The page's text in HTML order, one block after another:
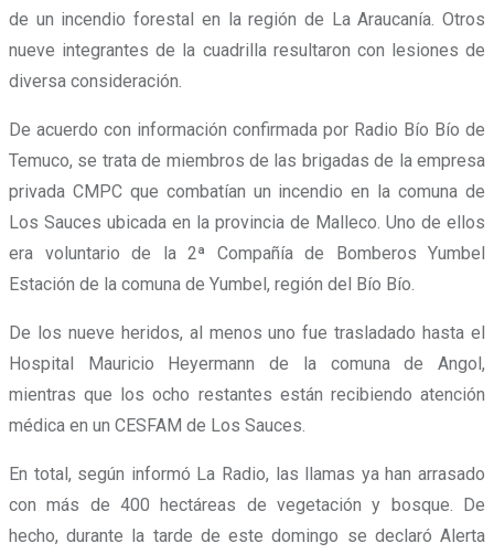
de un incendio forestal en la región de La Araucanía. Otros
nueve integrantes de la cuadrilla resultaron con lesiones de
diversa consideración.
De acuerdo con información confirmada por Radio Bío Bío de
Temuco, se trata de miembros de las brigadas de la empresa
privada CMPC que combatían un incendio en la comuna de
Los Sauces ubicada en la provincia de Malleco. Uno de ellos
era voluntario de la 2ª Compañía de Bomberos Yumbel
Estación de la comuna de Yumbel, región del Bío Bío.
De los nueve heridos, al menos uno fue trasladado hasta el
Hospital Mauricio Heyermann de la comuna de Angol,
mientras que los ocho restantes están recibiendo atención
médica en un CESFAM de Los Sauces.
En total, según informó La Radio, las llamas ya han arrasado
con más de 400 hectáreas de vegetación y bosque . De
hecho, durante la tarde de este domingo se declaró Alerta